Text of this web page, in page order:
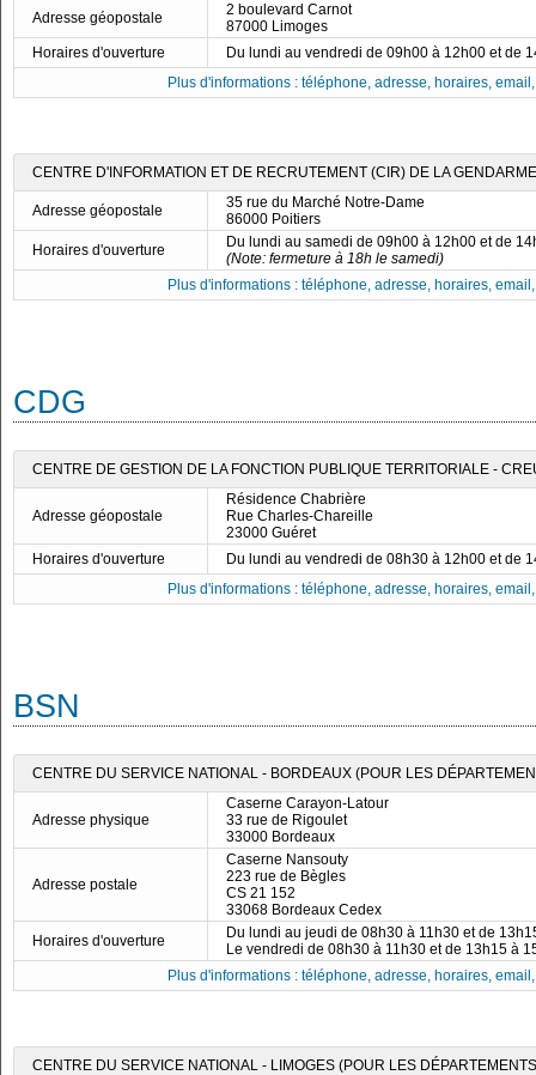
Adresse géopostale
2 boulevard Carnot
87000 Limoges
Horaires d'ouverture
Du lundi au vendredi de 09h00 à 12h00 et de
Plus d'informations : téléphone, adresse, horaires,
CENTRE D'INFORMATION ET DE RECRUTEMENT (CIR) DE LA
Adresse géopostale
35 rue du Marché Notre-Dame
86000 Poitiers
Horaires d'ouverture
Du lundi au samedi de 09h00 à 12h00 et de
(Note: fermeture à 18h le samedi)
Plus d'informations : téléphone, adresse, horaires,
CDG
CENTRE DE GESTION DE LA FONCTION PUBLIQUE TERRITORIALE -
Adresse géopostale
Résidence Chabrière
Rue Charles-Chareille
23000 Guéret
Horaires d'ouverture
Du lundi au vendredi de 08h30 à 12h00 et de
Plus d'informations : téléphone, adresse, horaires,
BSN
CENTRE DU SERVICE NATIONAL - BORDEAUX (POUR LES
Adresse physique
Caserne Carayon-Latour
33 rue de Rigoulet
33000 Bordeaux
Adresse postale
Caserne Nansouty
223 rue de Bègles
CS 21 152
33068 Bordeaux Cedex
Horaires d'ouverture
Du lundi au jeudi de 08h30 à 11h30 et de
Le vendredi de 08h30 à 11h30 et de 13h15 à
Plus d'informations : téléphone, adresse, horaires,
CENTRE DU SERVICE NATIONAL - LIMOGES (POUR LES